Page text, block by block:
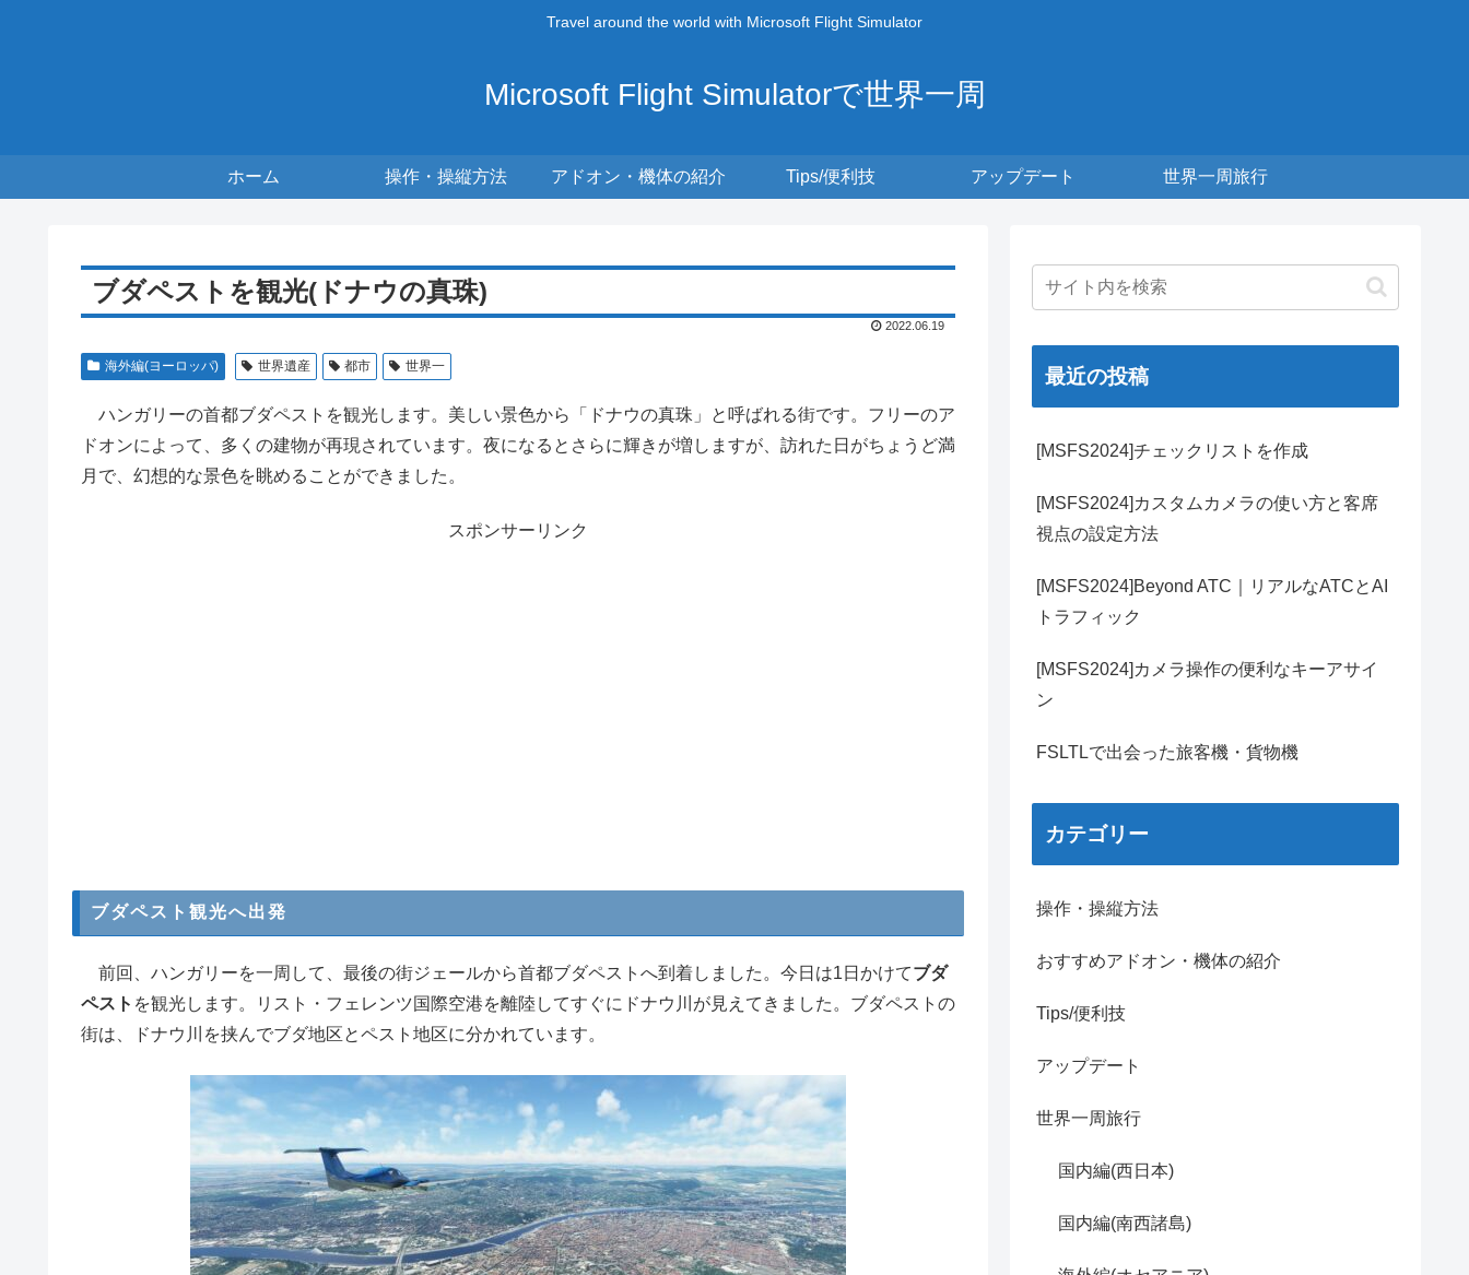
Travel around the world with Microsoft Flight Simulator
Microsoft Flight Simulatorで世界一周
ホーム 操作・操縦方法 アドオン・機体の紹介 Tips/便利技 アップデート 世界一周旅行
ブダペストを観光(ドナウの真珠)
2022.06.19
海外編(ヨーロッパ) 世界遺産 都市 世界一
ハンガリーの首都ブダペストを観光します。美しい景色から「ドナウの真珠」と呼ばれる街です。フリーのア
ドオンによって、多くの建物が再現されています。夜になるとさらに輝きが増しますが、訪れた日がちょうど満
月で、幻想的な景色を眺めることができました。
スポンサーリンク
ブダペスト観光へ出発
前回、ハンガリーを一周して、最後の街ジェールから首都ブダペストへ到着しました。今日は1日かけてブダ
ペスト を観光します。リスト・フェレンツ国際空港を離陸してすぐにドナウ川が見えてきました。ブダペストの
街は、ドナウ川を挟んでブダ地区とペスト地区に分かれています。
最近の投稿
[MSFS2024]チェックリストを作成
[MSFS2024]カスタムカメラの使い方と客席
視点の設定方法
[MSFS2024]Beyond ATC｜リアルなATCとAI
トラフィック
[MSFS2024]カメラ操作の便利なキーアサイ
ン
FSLTLで出会った旅客機・貨物機
カテゴリー
操作・操縦方法
おすすめアドオン・機体の紹介
Tips/便利技
アップデート
世界一周旅行
国内編(西日本)
国内編(南西諸島)